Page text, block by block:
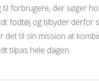
til forbrugere, der søger
fodtøj og tilbyder derfor
det til sin mission at
tilpas hele dagen.